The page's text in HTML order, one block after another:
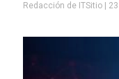
Redacción de ITSitio